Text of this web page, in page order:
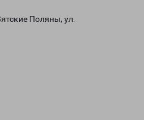
Поляны, ул.